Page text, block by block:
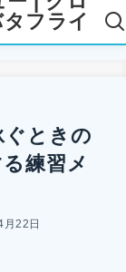
フライ
ぐときの
練習メ
22日